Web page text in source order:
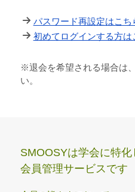
パスワード再設定はこち
初めてログインする方は
※退会を希望される場合は
い。
SMOOSYは学会に特化
会員管理サービスです